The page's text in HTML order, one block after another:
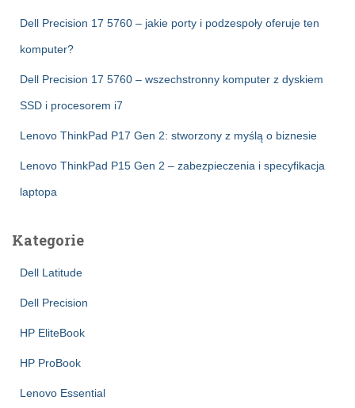
Dell Precision 17 5760 – jakie porty i podzespoły oferuje ten
komputer?
Dell Precision 17 5760 – wszechstronny komputer z dyskiem
SSD i procesorem i7
Lenovo ThinkPad P17 Gen 2: stworzony z myślą o biznesie
Lenovo ThinkPad P15 Gen 2 – zabezpieczenia i specyfikacja
laptopa
Kategorie
Dell Latitude
Dell Precision
HP EliteBook
HP ProBook
Lenovo Essential